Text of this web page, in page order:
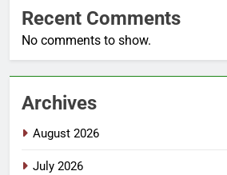
Recent Comments
No comments to show.
Archives
August 2026
July 2026